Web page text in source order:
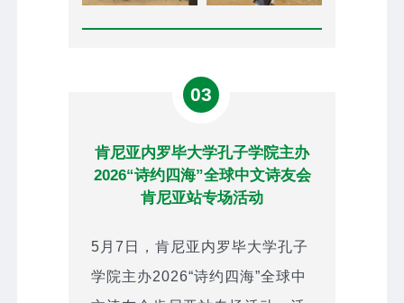
03
肯尼亚内罗毕大学孔子学院主办
2026“诗约四海”全球中文诗友会
肯尼亚站专场活动
5月7日，肯尼亚内罗毕大学孔子
学院主办2026“诗约四海”全球中